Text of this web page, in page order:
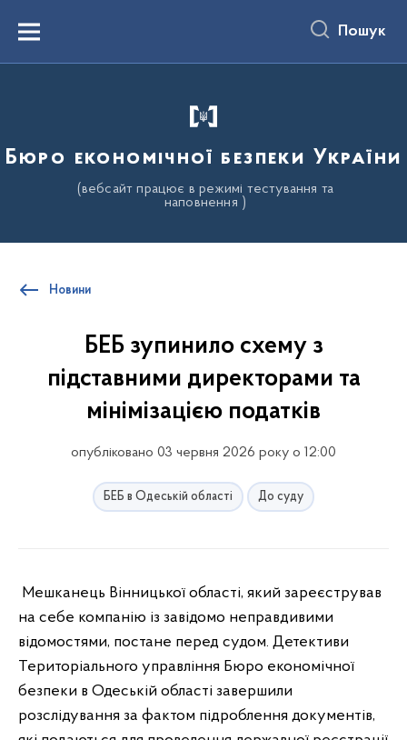
вмістуMenu Пошук
Бюро економічної безпеки України
(вебсайт працює в режимі тестування та
наповнення )
Новини
БЕБ зупинило схему з
підставними директорами та
мінімізацією податків
опубліковано 03 червня 2026 року о 12:00
БЕБ в Одеській області До суду
Мешканець Вінницької області, який зареєстрував
на себе компанію із завідомо неправдивими
відомостями, постане перед судом. Детективи
Територіального управління Бюро економічної
безпеки в Одеській області завершили
розслідування за фактом підроблення документів,